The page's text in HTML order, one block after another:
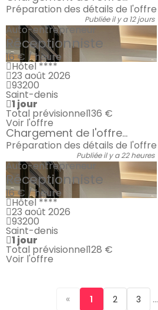
Préparation des détails de l'offre
Publiée il y a 12 jours
Auto-entrepreneur
Réceptionniste
16 € / heure
Hôtel ****
23 août 2026
93200
Saint-denis
1 jour
Total prévisionnel136 €
Voir l'offre
Chargement de l'offre...
Préparation des détails de l'offre
Publiée il y a 22 heures
Auto-entrepreneur
Réceptionniste
16 € / heure
Hôtel ****
23 août 2026
93200
Saint-denis
1 jour
Total prévisionnel128 €
Voir l'offre
« 1 2 3 ...